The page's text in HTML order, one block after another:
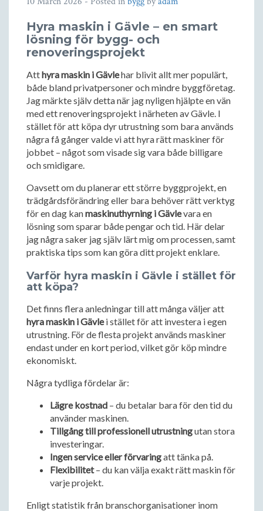
Hyra maskin i Gävle – en smart
lösning för bygg- och
renoveringsprojekt
Atthyra maskin i Gävlehar blivit allt mer populärt,
både bland privatpersoner och mindre byggföretag.
Jag märkte själv detta när jag nyligen hjälpte en vän
med ett renoveringsprojekt i närheten av Gävle. I
stället för att köpa dyr utrustning som bara används
några få gånger valde vi att hyra rätt maskiner för
jobbet – något som visade sig vara både billigare
och smidigare.
Oavsett om du planerar ett större byggprojekt, en
trädgårdsförändring eller bara behöver rätt verktyg
för en dag kanmaskinuthyrning i Gävlevara en
lösning som sparar både pengar och tid. Här delar
jag några saker jag själv lärt mig om processen, samt
praktiska tips som kan göra ditt projekt enklare.
Varför hyra maskin i Gävle i stället för
att köpa?
Det finns flera anledningar till att många väljer att
hyra maskin i Gävlei stället för att investera i egen
utrustning. För de flesta projekt används maskiner
endast under en kort period, vilket gör köp mindre
ekonomiskt.
Några tydliga fördelar är:
Lägre kostnad – du betalar bara för den tid du
använder maskinen.
Tillgång till professionell utrustningutan stora
investeringar.
Ingen service eller förvaringatt tänka på.
Flexibilitet– du kan välja exakt rätt maskin för
varje projekt.
Enligt statistik från branschorganisationer inom